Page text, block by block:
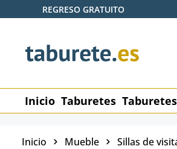
al contenido principal
Saltar a la búsqueda
Saltar a la navegación principal
REGRESO GRATUITO
Inicio Taburetes
Inicio Mueble Sillas de